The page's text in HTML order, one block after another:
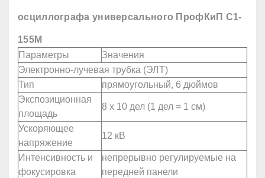
осциллографа универсального ПрофКиП С1-
155М
Параметры
Значения
Электронно-лучевая трубка (ЭЛТ)
Тип
прямоугольный, 6 дюймов
Экспозиционная
площадь
8 х 10 дел (1 дел = 1 см)
Ускоряющее
напряжение
12 кВ
Интенсивность и
фокусировка
непрерывно регулируемые на
передней панели